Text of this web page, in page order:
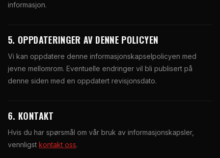
informasjon.
5. OPPDATERINGER AV DENNE POLICYEN
Vi kan oppdatere denne informasjonskapselpolicyen med
jevne mellomrom. Eventuelle endringer vil bli publisert på
denne siden med en oppdatert revisjonsdato.
6. KONTAKT
Hvis du har spørsmål om vår bruk av informasjonskapsler,
vennligst kontakt oss.